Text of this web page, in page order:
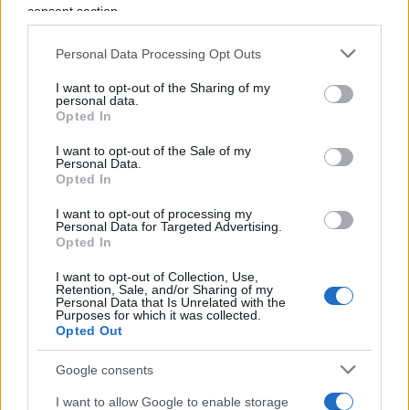
consent section.
Personal Data Processing Opt Outs
I want to opt-out of the Sharing of my
personal data.
Opted In
I want to opt-out of the Sale of my
Personal Data.
Opted In
I want to opt-out of processing my
Personal Data for Targeted Advertising.
Opted In
I want to opt-out of Collection, Use,
Retention, Sale, and/or Sharing of my
Personal Data that Is Unrelated with the
Purposes for which it was collected.
Opted Out
Google consents
I want to allow Google to enable storage
La satira è libertà di espressione o almeno lo è fino a
offende e non è volgare. Una frase di Alexander
Pushkin lo accompagna da sempre: “Dove non arriva
la spada della legge, là giunge la frusta della satira”.
La polizia circonda i campi
rom: maxi blitz, trovato di
tutto
Le forze dell'ordine a Napoli e Gioia Tauro. Una
donna arrestata, 23 stranieri denunciati.
Sequestrate armi e 8 quintali di rame